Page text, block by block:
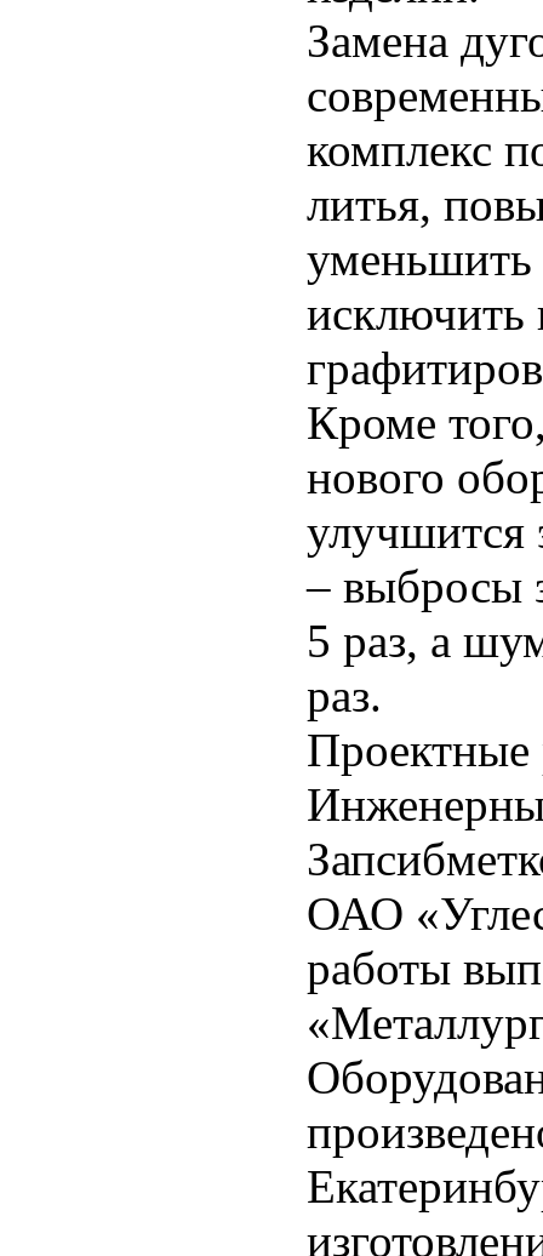
Замена
комплекс
литья,
уменьшить
исключить
Кроме
нового
улучшится
– выбросы
5 раз, а
раз.
Проектные
ОАО
работы